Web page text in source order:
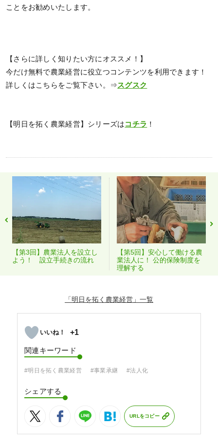
ことをお勧めいたします。
【さらに詳しく知りたい方にオススメ！】
今だけ無料で農業経営に役立つコンテンツを利用できます！
詳しくはこちらをご覧下さい。⇒スグスク
【明日を拓く農業経営】シリーズはコチラ ！
【第3回】農業法人を設立し
よう！ 設立手続きの流れ
【第5回】安心して働ける農
業法人に！ 公的保険制度を
理解する
「明日を拓く農業経営」
+1
関連キーワード
#明日を拓く農業経営 #事業承継 #法人化
シェアする
URLをコピー